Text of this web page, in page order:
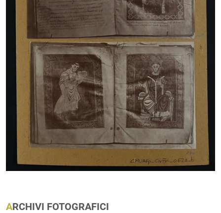
ARCHIVI FOTOGRAFICI